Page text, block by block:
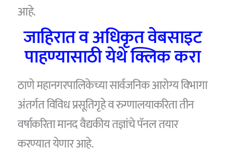
आहे.
जाहिरात व अधिकृत वेबसाइट
पाहण्यासाठी येथे क्लिक करा
ठाणे महानगरपालिकेच्या सार्वजनिक आरोग्य विभागा
अंतर्गत विविध प्रसूतिगृहे व रुग्णालयाकरिता तीन
वर्षाकरिता मानद वैद्यकीय तज्ञांचे पॅनल तयार
करण्यात येणार आहे.